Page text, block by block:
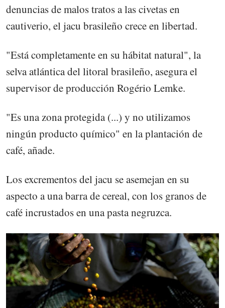
denuncias de malos tratos a las civetas en
cautiverio, el jacu brasileño crece en libertad.
"Está completamente en su hábitat natural", la
selva atlántica del litoral brasileño, asegura el
supervisor de producción Rogério Lemke.
"Es una zona protegida (...) y no utilizamos
ningún producto químico" en la plantación de
café, añade.
Los excrementos del jacu se asemejan en su
aspecto a una barra de cereal, con los granos de
café incrustados en una pasta negruzca.